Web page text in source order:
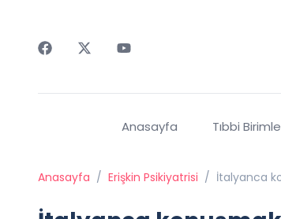
Anasayfa Tıbbi
Anasayfa / Erişkin Psikiyatrisi / İtalyanca